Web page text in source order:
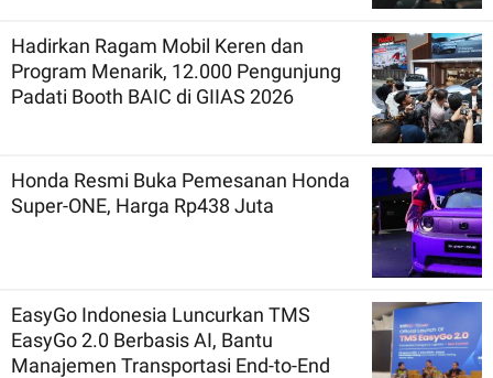
Hadirkan Ragam Mobil Keren dan
Program Menarik, 12.000 Pengunjung
Padati Booth BAIC di GIIAS 2026
Honda Resmi Buka Pemesanan Honda
Super-ONE, Harga Rp438 Juta
EasyGo Indonesia Luncurkan TMS
EasyGo 2.0 Berbasis AI, Bantu
Manajemen Transportasi End-to-End